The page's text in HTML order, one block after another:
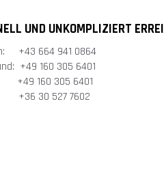
UND UNKOMPLIZIERT
+43 664 941 0864
+49 160 305 6401
+49 160 305 6401
30 527 7602